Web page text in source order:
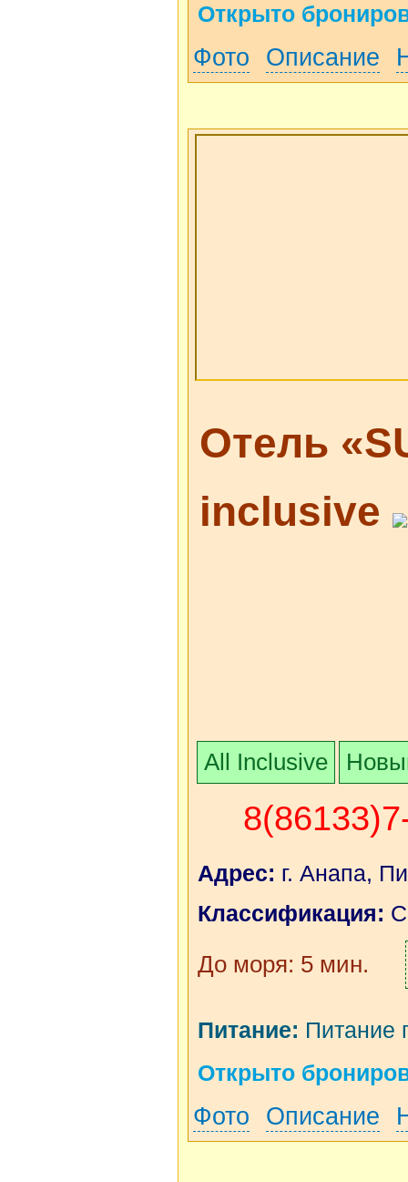
Открыто
Фото Описание
Отель
inclusive
All Inclusive
Адрес: г. Анапа,
Классификация:
До моря: 5 мин.
Питание: Питание
Открыто
Фото Описание